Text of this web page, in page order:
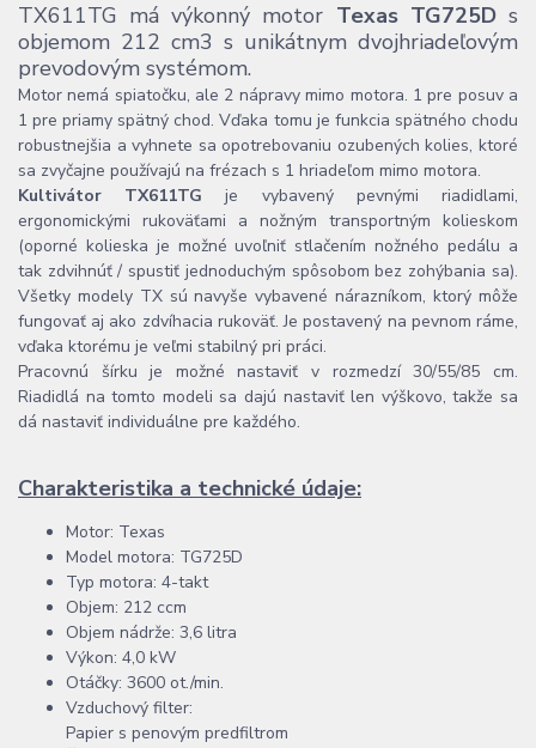
TX611TG má výkonný motor Texas TG725Ds
objemom 212 cm3 s unikátnym dvojhriadeľovým
prevodovým systémom.
Motor nemá spiatočku, ale 2 nápravy mimo motora. 1 pre posuv a
1 pre priamy spätný chod. Vďaka tomu je funkcia spätného chodu
robustnejšia a vyhnete sa opotrebovaniu ozubených kolies, ktoré
sa zvyčajne používajú na frézach s 1 hriadeľom mimo motora.
Kultivátor TX611TG je vybavený pevnými riadidlami,
ergonomickými rukoväťami a nožným transportným kolieskom
(oporné kolieska je možné uvoľniť stlačením nožného pedálu a
tak zdvihnúť / spustiť jednoduchým spôsobom bez zohýbania sa).
Všetky modely TX sú navyše vybavené nárazníkom, ktorý môže
fungovať aj ako zdvíhacia rukoväť. Je postavený na pevnom ráme,
vďaka ktorému je veľmi stabilný pri práci.
Pracovnú šírku je možné nastaviť v rozmedzí 30/55/85 cm.
Riadidlá na tomto modeli sa dajú nastaviť len výškovo, takže sa
dá nastaviť individuálne pre každého.
Charakteristika a technické údaje:
Motor: Texas
Model motora: TG725D
Typ motora: 4-takt
Objem: 212 ccm
Objem nádrže: 3,6 litra
Výkon: 4,0 kW
Otáčky: 3600 ot./min.
Vzduchový filter:
Papier s penovým predfiltrom